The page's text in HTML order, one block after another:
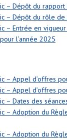
– Dépôt du
– Dépôt du rôle de
– Entrée en
l’année 2025
– Appel d’offres
– Appel d’offres
– Dates des
– Adoption du
– Adoption du